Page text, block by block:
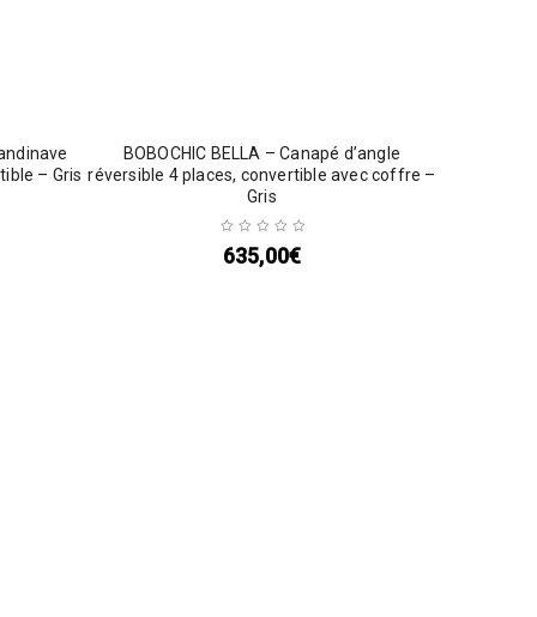
– Gris
BOBOCHIC BELLA – Canapé d’angle
réversible 4 places, convertible avec coffre –
Gris
635,00€